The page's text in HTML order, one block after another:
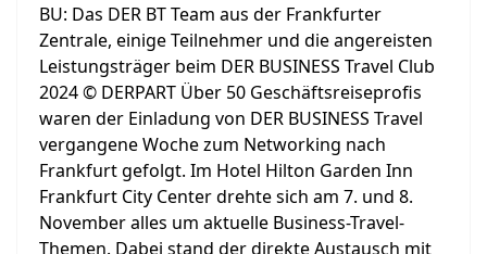
BU: Das DER BT Team aus der Frankfurter
Zentrale, einige Teilnehmer und die angereisten
Leistungsträger beim DER BUSINESS Travel Club
2024 © DERPART Über 50 Geschäftsreiseprofis
waren der Einladung von DER BUSINESS Travel
vergangene Woche zum Networking nach
Frankfurt gefolgt. Im Hotel Hilton Garden Inn
Frankfurt City Center drehte sich am 7. und 8.
November alles um aktuelle Business-Travel-
Themen. Dabei stand der direkte Austausch mit